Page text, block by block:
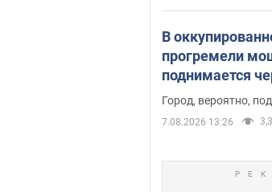
В
прогремели
поднимается
видео
Город, вероятно,
7.08.2026 13:26